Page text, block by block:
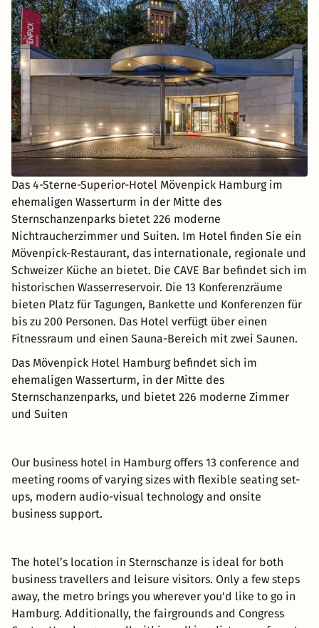
Das 4-Sterne-Superior-Hotel Mövenpick Hamburg im
ehemaligen Wasserturm in der Mitte des
Sternschanzenparks bietet 226 moderne
Nichtraucherzimmer und Suiten. Im Hotel finden Sie ein
Mövenpick-Restaurant, das internationale, regionale und
Schweizer Küche an bietet. Die CAVE Bar befindet sich im
historischen Wasserreservoir. Die 13 Konferenzräume
bieten Platz für Tagungen, Bankette und Konferenzen für
bis zu 200 Personen. Das Hotel verfügt über einen
Fitnessraum und einen Sauna-Bereich mit zwei Saunen.
Das Mövenpick Hotel Hamburg befindet sich im
ehemaligen Wasserturm, in der Mitte des
Sternschanzenparks, und bietet 226 moderne Zimmer
und Suiten
Our business hotel in Hamburg offers 13 conference and
meeting rooms of varying sizes with flexible seating set-
ups, modern audio-visual technology and onsite
business support.
The hotel’s location in Sternschanze is ideal for both
business travellers and leisure visitors. Only a few steps
away, the metro brings you wherever you'd like to go in
Hamburg. Additionally, the fairgrounds and Congress